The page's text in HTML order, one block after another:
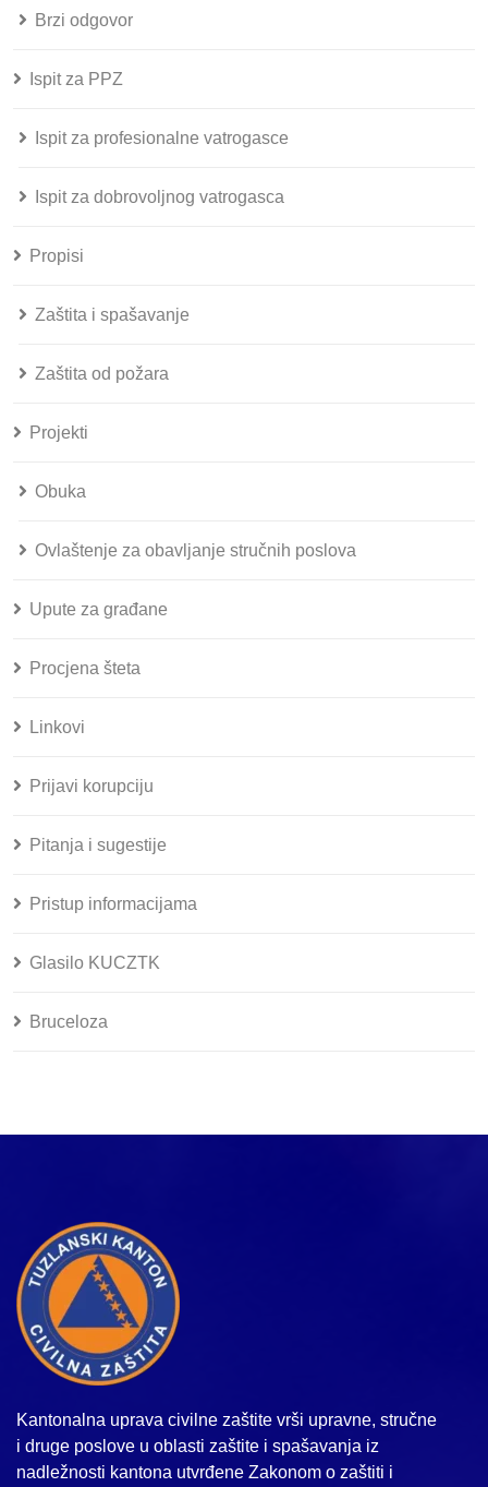
Brzi odgovor
Ispit za PPZ
Ispit za profesionalne vatrogasce
Ispit za dobrovoljnog vatrogasca
Propisi
Zaštita i spašavanje
Zaštita od požara
Projekti
Obuka
Ovlaštenje za obavljanje stručnih poslova
Upute za građane
Procjena šteta
Linkovi
Prijavi korupciju
Pitanja i sugestije
Pristup informacijama
Glasilo KUCZTK
Bruceloza
Kantonalna uprava civilne zaštite vrši upravne, stručne
i druge poslove u oblasti zaštite i spašavanja iz
nadležnosti kantona utvrđene Zakonom o zaštiti i